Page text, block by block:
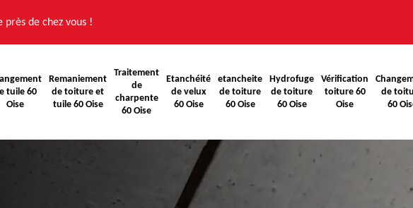
près de chez vous !
tuile 60
Oise
Remaniement
de toiture et
tuile 60 Oise
Traitement
de
charpente
60 Oise
Etanchéité
de velux
60 Oise
etancheite
de toiture
60 Oise
Hydrofuge
de toiture
60 Oise
Vérification
toiture 60
Oise
de
60